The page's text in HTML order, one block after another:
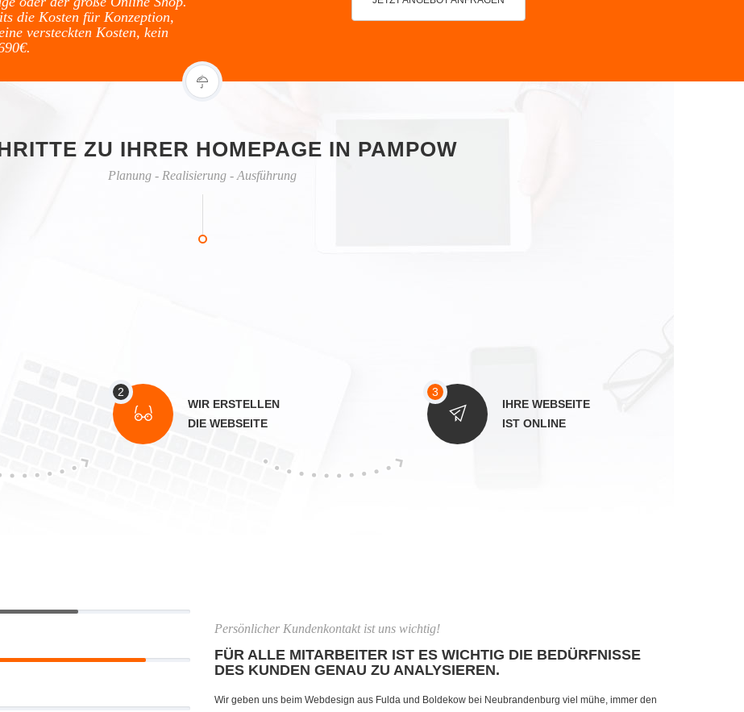
die Kosten für Konzeption,
versteckten Kosten, kein
ZU IHRER HOMEPAGE IN PAMPOW
Planung - Realisierung - Ausführung
WIR ERSTELLEN
DIE WEBSEITE
IHRE WEBSEITE
IST ONLINE
Persönlicher Kundenkontakt ist uns wichtig!
FÜR ALLE MITARBEITER IST ES WICHTIG DIE BEDÜRFNISSE
DES KUNDEN GENAU ZU ANALYSIEREN.
Wir geben uns beim Webdesign aus Fulda und Boldekow bei Neubrandenburg viel mühe, immer den